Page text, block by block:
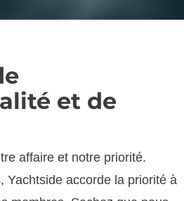
et de
affaire et notre priorité.
Yachtside accorde la priorité à